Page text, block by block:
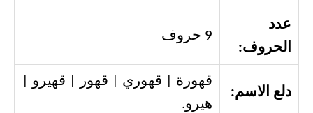
عدد
الحروف:
9 حروف
دلع الاسم:
قهورة | قهوري | قهور | قهيرو |
هيرو.